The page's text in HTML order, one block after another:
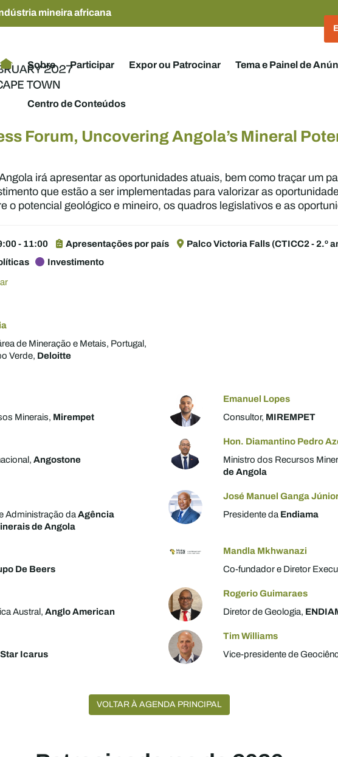
mineira africana
Sobre Participar Expor ou Patrocinar Tema e Painel de
Centro de Conteúdos
Forum, Uncovering Angola’s Mineral
irá apresentar as oportunidades atuais, bem como traçar um
que estão a ser implementadas para valorizar as
o potencial geológico e mineiro, os quadros legislativos e as
- 11:00 Apresentações por país
Palco Victoria Falls (CTICC2 - 2.º
Investimento
de Mineração e Metais, Portugal,
Verde, Deloitte
Minerais, Mirempet
Emanuel Lopes
Consultor, MIREMPET
Angostone
Hon. Diamantino Pedro
Ministro dos Recursos
de Angola
Administração daAgência
de Angola
José Manuel Ganga
Presidente daEndiama
De Beers
Mandla Mkhwanazi
Co-fundador e Diretor
Austral,Anglo American
Rogerio Guimaraes
Diretor de Geologia,
Icarus
Tim Williams
Vice-presidente de
VOLTAR À AGENDA PRINCIPAL